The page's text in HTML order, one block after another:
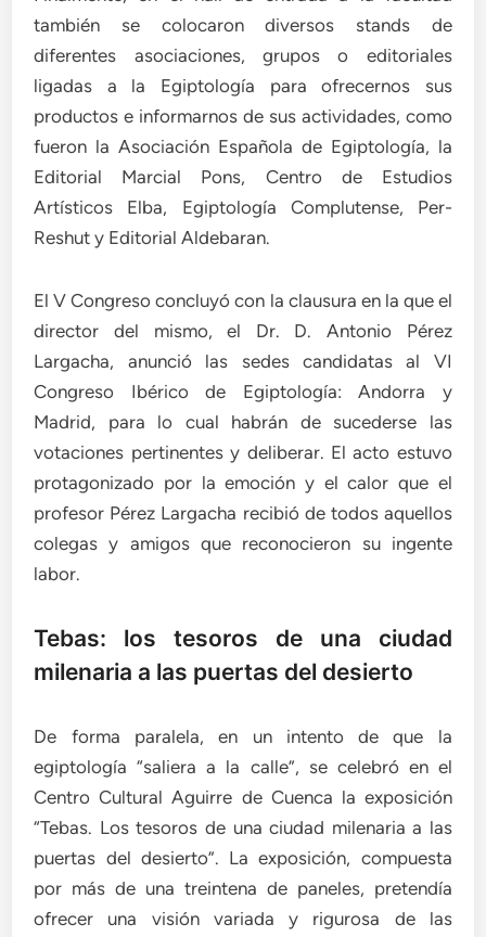
también se colocaron diversos stands de
diferentes asociaciones, grupos o editoriales
ligadas a la Egiptología para ofrecernos sus
productos e informarnos de sus actividades, como
fueron la Asociación Española de Egiptología, la
Editorial Marcial Pons, Centro de Estudios
Artísticos Elba, Egiptología Complutense, Per-
Reshut y Editorial Aldebaran.
El V Congreso concluyó con la clausura en la que el
director del mismo, el Dr. D. Antonio Pérez
Largacha, anunció las sedes candidatas al VI
Congreso Ibérico de Egiptología: Andorra y
Madrid, para lo cual habrán de sucederse las
votaciones pertinentes y deliberar. El acto estuvo
protagonizado por la emoción y el calor que el
profesor Pérez Largacha recibió de todos aquellos
colegas y amigos que reconocieron su ingente
labor.
Tebas: los tesoros de una ciudad
milenaria a las puertas del desierto
De forma paralela, en un intento de que la
egiptología “saliera a la calle”, se celebró en el
Centro Cultural Aguirre de Cuenca la exposición
“Tebas. Los tesoros de una ciudad milenaria a las
puertas del desierto”. La exposición, compuesta
por más de una treintena de paneles, pretendía
ofrecer una visión variada y rigurosa de las